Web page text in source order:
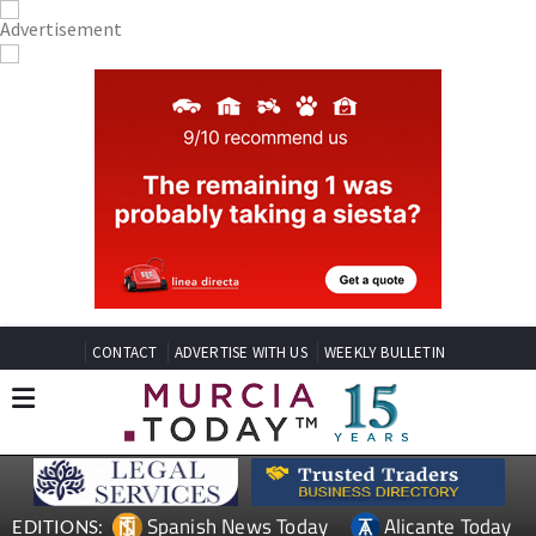
CONTACT ADVERTISE WITH US WEEKLY BULLETIN
EDITIONS: Spanish News Today Alicante Today